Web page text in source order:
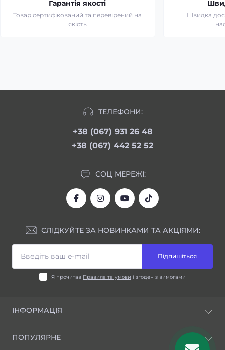
Гарантія якості
Товар сертифікований та перевірений на
якість
Швидка
ТЕЛЕФОНИ:
+38 (067) 931 26 48
+38 (067) 442 52 52
СОЦ МЕРЕЖІ:
СЛІДКУЙТЕ ЗА НОВИНКАМИ ТА АКЦІЯМИ:
Підпишіться
Я прочитав Правила та умови і згоден з вимогами
ІНФОРМАЦІЯ
Відгуки
ПОПУЛЯРНЕ